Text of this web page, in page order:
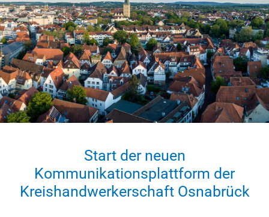
Start der neuen
Kommunikationsplattform der
Kreishandwerkerschaft Osnabrück